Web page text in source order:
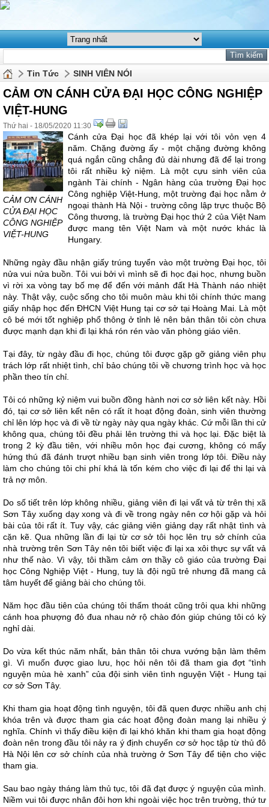
Tin Tức SINH VIÊN NÓI
CẢM ƠN CÁNH CỬA ĐẠI HỌC CÔNG NGHIỆP
VIỆT-HUNG
Thứ hai - 18/05/2020 11:30
CẢM ƠN CÁNH
CỬA ĐẠI HỌC
CÔNG NGHIỆP
VIỆT-HUNG
Cánh cửa Đại học đã khép lại với tôi vỏn vẹn 4
năm. Chặng đường ấy - một chặng đường không
quá ngắn cũng chẳng đủ dài nhưng đã để lại trong
tôi rất nhiều kỷ niệm. Là một cựu sinh viên của
ngành Tài chính - Ngân hàng của trường Đại học
Công nghiệp Việt-Hung, một trường đại học nằm ở
ngoại thành Hà Nội - trường công lập trực thuộc Bộ
Công thương, là trường Đại học thứ 2 của Việt Nam
được mang tên Việt Nam và một nước khác là
Hungary.
Những ngày đầu nhận giấy trúng tuyển vào một trường Đại học, tôi
nửa vui nửa buồn. Tôi vui bởi vì mình sẽ đi học đại học, nhưng buồn
vì rời xa vòng tay bố mẹ để đến với mảnh đất Hà Thành náo nhiệt
này. Thật vậy, cuộc sống cho tôi muôn màu khi tôi chính thức mang
giấy nhập học đến ĐHCN Việt Hung tại cơ sở tại Hoàng Mai. Là một
cô bé mới tốt nghiệp phổ thông ở tỉnh lẻ nên bản thân tôi còn chưa
được mạnh dạn khi đi lại khá rón rén vào văn phòng giáo viên.
Tại đây, từ ngày đầu đi học, chúng tôi được gặp gỡ giảng viên phụ
trách lớp rất nhiệt tình, chỉ bảo chúng tôi về chương trình học và học
phần theo tín chỉ.
Tôi có những kỷ niệm vui buồn đồng hành nơi cơ sở liên kết này. Hồi
đó, tại cơ sở liên kết nên có rất ít hoạt động đoàn, sinh viên thường
chỉ lên lớp học và đi về từ ngày này qua ngày khác. Cứ mỗi lần thi cử
không qua, chúng tôi đều phải lên trường thi và học lại. Đặc biệt là
trong 2 kỳ đầu tiên, với nhiều môn học đại cương, không có mấy
hứng thú đã đánh trượt nhiều bạn sinh viên trong lớp tôi. Điều này
làm cho chúng tôi chi phí khá là tốn kém cho việc đi lại để thi lại và
trả nợ môn.
Do số tiết trên lớp không nhiều, giảng viên đi lại vất vả từ trên thị xã
Sơn Tây xuống dạy xong và đi về trong ngày nên cơ hội gặp và hỏi
bài của tôi rất ít. Tuy vậy, các giảng viên giảng dạy rất nhật tình và
cặn kẽ. Qua những lần đi lại từ cơ sở tôi học lên trụ sở chính của
nhà trường trên Sơn Tây nên tôi biết việc đi lại xa xôi thực sự vất vả
như thế nào. Vì vậy, tôi thầm cảm ơn thầy cô giáo của trường Đại
học Công Nghiệp Việt - Hung, tuy là đội ngũ trẻ nhưng đã mang cả
tâm huyết để giảng bài cho chúng tôi.
Năm học đầu tiên của chúng tôi thấm thoát cũng trôi qua khi những
cánh hoa phượng đỏ đua nhau nở rộ chào đón giúp chúng tôi có kỳ
nghỉ dài.
Do vừa kết thúc năm nhất, bản thân tôi chưa vướng bận làm thêm
gì. Vì muốn được giao lưu, học hỏi nên tôi đã tham gia đợt “tình
nguyện mùa hè xanh” của đội sinh viên tình nguyện Việt - Hung tại
cơ sở Sơn Tây.
Khi tham gia hoạt động tình nguyện, tôi đã quen được nhiều anh chị
khóa trên và được tham gia các hoạt động đoàn mang lại nhiều ý
nghĩa. Chính vì thấy điều kiện đi lại khó khăn khi tham gia hoạt động
đoàn nên trong đầu tôi nảy ra ý định chuyển cơ sở học tập từ thủ đô
Hà Nội lên cơ sở chính của nhà trường ở Sơn Tây để tiện cho việc
tham gia.
Sau bao ngày tháng làm thủ tục, tôi đã đạt được ý nguyện của mình.
Niềm vui tôi được nhân đôi hơn khi ngoài việc học trên trường, thứ tư